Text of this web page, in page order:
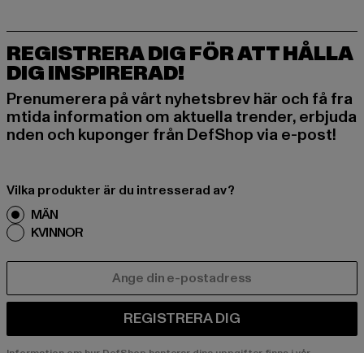
REGISTRERA DIG FÖR ATT HÅLLA
DIG INSPIRERAD!
Prenumerera på vårt nyhetsbrev här och få fra
mtida information om aktuella trender, erbjuda
nden och kuponger från DefShop via e-post!
Vilka produkter är du intresserad av?
MÄN
KVINNOR
REGISTRERA DIG